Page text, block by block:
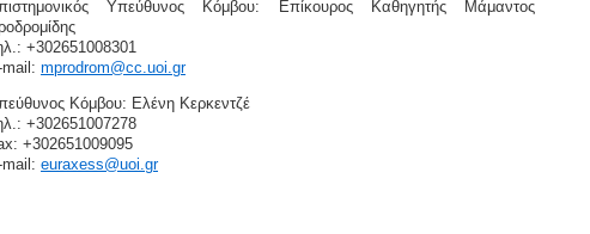
Υπεύθυνος Κόμβου: Επίκουρος Καθηγητής Μάμαντος
+302651008301
mail: mprodrom@cc.uoi.gr
Κόμβου: Ελένη Κερκεντζέ
+302651007278
+302651009095
mail: euraxess@uoi.gr